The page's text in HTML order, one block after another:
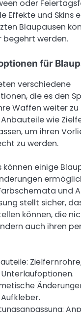
oder
Effekte und Skins
Blaupausen
begehrt werden.
für
verschiedene
die es den
Waffen weiter
wie
um ihren
zu werden.
können einige
und
stellt sicher,
können, die
auch ihren